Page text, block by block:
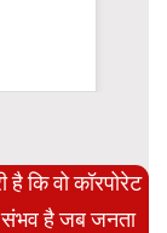
कि वो कॉरपोरेट
संभव है जब जनता